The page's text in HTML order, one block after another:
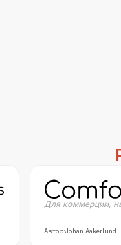
Для коммерции,
Автор:Johan Aakerlund